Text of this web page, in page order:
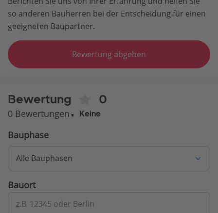
so anderen Bauherren bei der Entscheidung für einen
geeigneten Baupartner.
Bewertung abgeben
Bewertung 0
0 Bewertungen Keine
Bauphase
Alle Bauphasen
Bauort
z.B. 12345 oder Berlin